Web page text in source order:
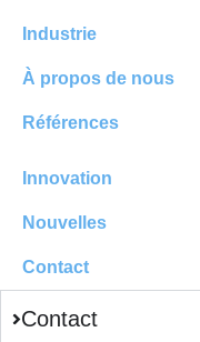
Industrie
À propos de nous
Références
Innovation
Nouvelles
Contact
Contact